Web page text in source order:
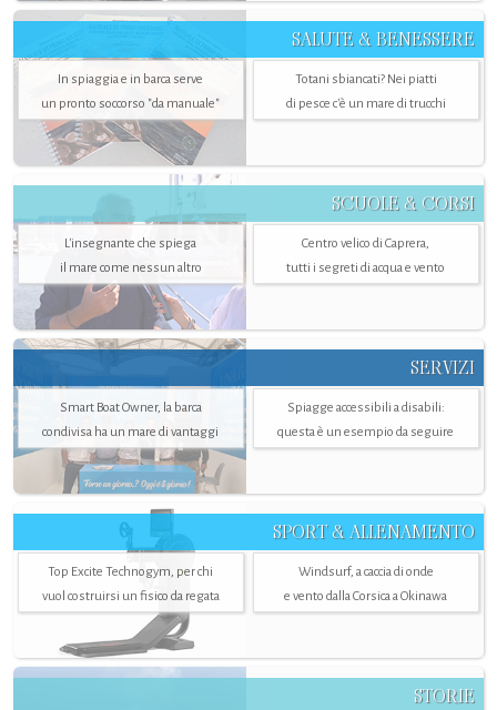
SALUTE & BENESSERE
In spiaggia e in barca serve
un pronto soccorso "da manuale"
Totani sbiancati? Nei piatti
di pesce c'è un mare di trucchi
SCUOLE & CORSI
L'insegnante che spiega
il mare come nessun altro
Centro velico di Caprera,
tutti i segreti di acqua e vento
SERVIZI
Smart Boat Owner, la barca
condivisa ha un mare di vantaggi
Spiagge accessibili a disabili:
questa è un esempio da seguire
SPORT & ALLENAMENTO
Top Excite Technogym, per chi
vuol costruirsi un fisico da regata
Windsurf, a caccia di onde
e vento dalla Corsica a Okinawa
STORIE